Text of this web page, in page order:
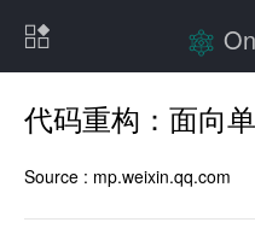
代码重构：面向
Source : mp.weixin.qq.com